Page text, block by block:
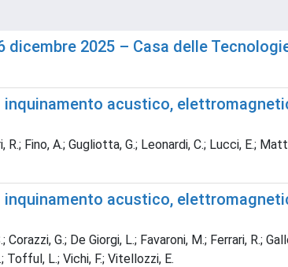
2025 – Casa delle
acustico,
Fino, A.; Gugliotta, G.; Leonardi, C.; Lucci, E.;
acustico,
G.; De Giorgi, L.; Favaroni, M.; Ferrari, R.;
Tofful, L.; Vichi, F.; Vitellozzi, E.